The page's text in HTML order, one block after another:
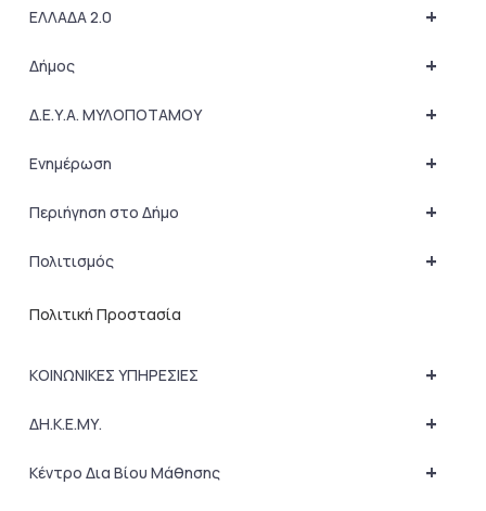
+
ΕΛΛΑΔΑ 2.0
+
Δήμος
+
Δ.Ε.Υ.Α. ΜΥΛΟΠΟΤΑΜΟΥ
+
Ενημέρωση
+
Περιήγηση στο Δήμο
+
Πολιτισμός
Πολιτική Προστασία
+
ΚΟΙΝΩΝΙΚΕΣ ΥΠΗΡΕΣΙΕΣ
+
ΔΗ.Κ.Ε.ΜΥ.
+
Κέντρο Δια Βίου Μάθησης